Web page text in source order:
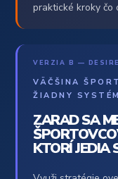
praktické kroky čo
VERZIA B — DESIRE
VÄČŠINA
ŽIADNY
ZARAD SA
KTORÍ JEDIA